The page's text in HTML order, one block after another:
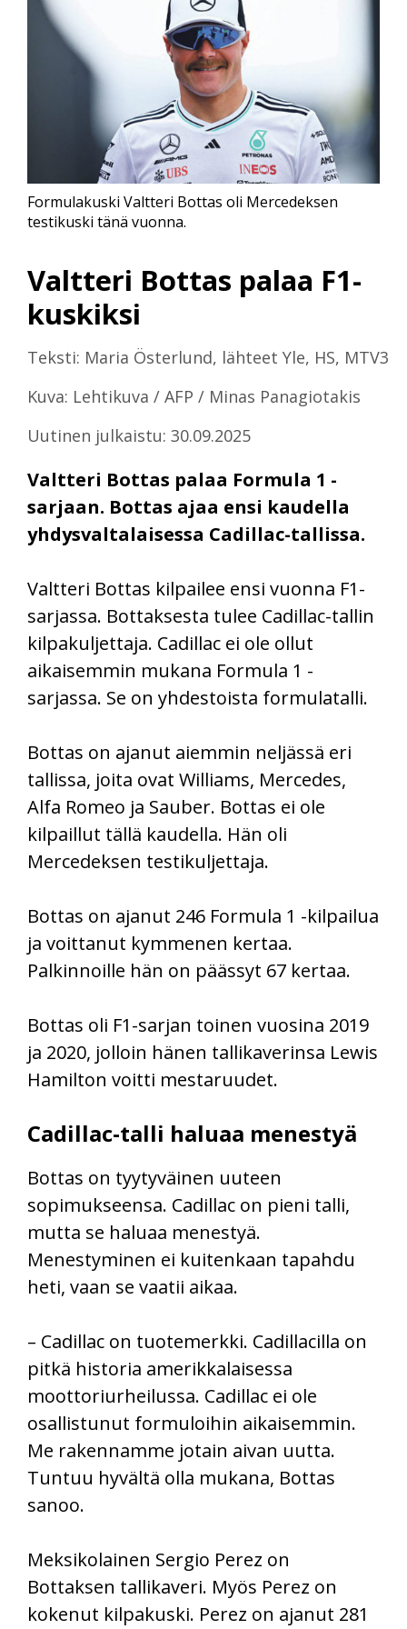
Valtteri Bottas palaa F1-
kuskiksi
Teksti: Maria Österlund, lähteet Yle, HS, MTV3
Kuva: Lehtikuva / AFP / Minas Panagiotakis
Uutinen julkaistu: 30.09.2025
Valtteri Bottas palaa Formula 1 -
sarjaan. Bottas ajaa ensi kaudella
yhdysvaltalaisessa Cadillac-tallissa.
Formulakuski Valtteri Bottas oli Mercedeksen
testikuski tänä vuonna.
Valtteri Bottas kilpailee ensi vuonna F1-
sarjassa. Bottaksesta tulee Cadillac-tallin
kilpakuljettaja. Cadillac ei ole ollut
aikaisemmin mukana Formula 1 -
sarjassa. Se on yhdestoista formulatalli.
Bottas on ajanut aiemmin neljässä eri
tallissa, joita ovat Williams, Mercedes,
Alfa Romeo ja Sauber. Bottas ei ole
kilpaillut tällä kaudella. Hän oli
Mercedeksen testikuljettaja.
Bottas on ajanut 246 Formula 1 -kilpailua
ja voittanut kymmenen kertaa.
Palkinnoille hän on päässyt 67 kertaa.
Bottas oli F1-sarjan toinen vuosina 2019
ja 2020, jolloin hänen tallikaverinsa Lewis
Hamilton voitti mestaruudet.
Cadillac-talli haluaa menestyä
Bottas on tyytyväinen uuteen
sopimukseensa. Cadillac on pieni talli,
mutta se haluaa menestyä.
Menestyminen ei kuitenkaan tapahdu
heti, vaan se vaatii aikaa.
– Cadillac on tuotemerkki. Cadillacilla on
pitkä historia amerikkalaisessa
moottoriurheilussa. Cadillac ei ole
osallistunut formuloihin aikaisemmin.
Me rakennamme jotain aivan uutta.
Tuntuu hyvältä olla mukana, Bottas
sanoo.
Meksikolainen Sergio Perez on
Bottaksen tallikaveri. Myös Perez on
kokenut kilpakuski. Perez on ajanut 281